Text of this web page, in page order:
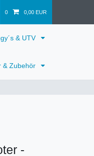
0 0,00 EUR
& UTV
& Zubehör
-